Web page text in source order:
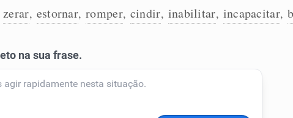
zerar, estornar, romper, cindir, inabilitar, incapacitar,